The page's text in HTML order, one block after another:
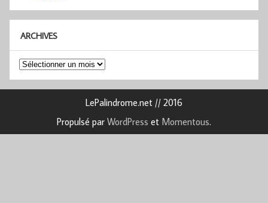
ARCHIVES
Archives
LePalindrome.net // 2016
Propulsé par WordPress et Momentous.